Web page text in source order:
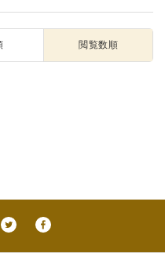
閲覧数順